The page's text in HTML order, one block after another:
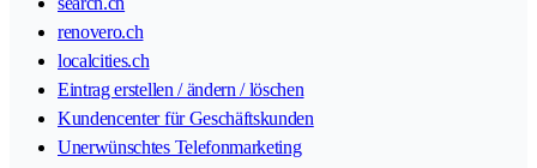
renovero.ch
localcities.ch
Eintrag erstellen / ändern / löschen
Kundencenter für Geschäftskunden
Unerwünschtes Telefonmarketing